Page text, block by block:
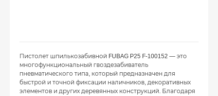
Пистолет шпилькозабивной FUBAG P25 F-100152 — это
многофункциональный гвоздезабиватель
пневматического типа, который предназначен для
быстрой и точной фиксации наличников, декоративных
элементов и других деревянных конструкций. Благодаря